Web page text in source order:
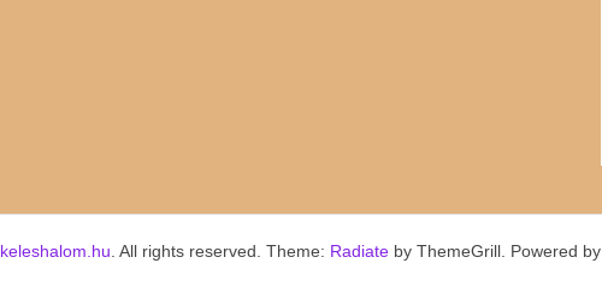
keleshalom.hu . All rights reserved. Theme: Radiate by ThemeGrill. Powered by